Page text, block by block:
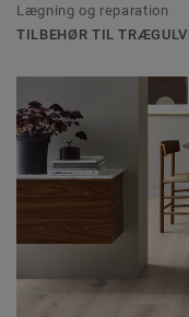
Lægning og reparation
TILBEHØR TIL